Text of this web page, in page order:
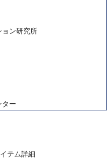
ョン研究所
ター
ィテュート
テム詳細